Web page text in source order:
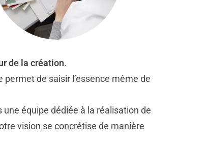
de la création.
de saisir l’essence même de
équipe dédiée à la réalisation de
vision se concrétise de manière